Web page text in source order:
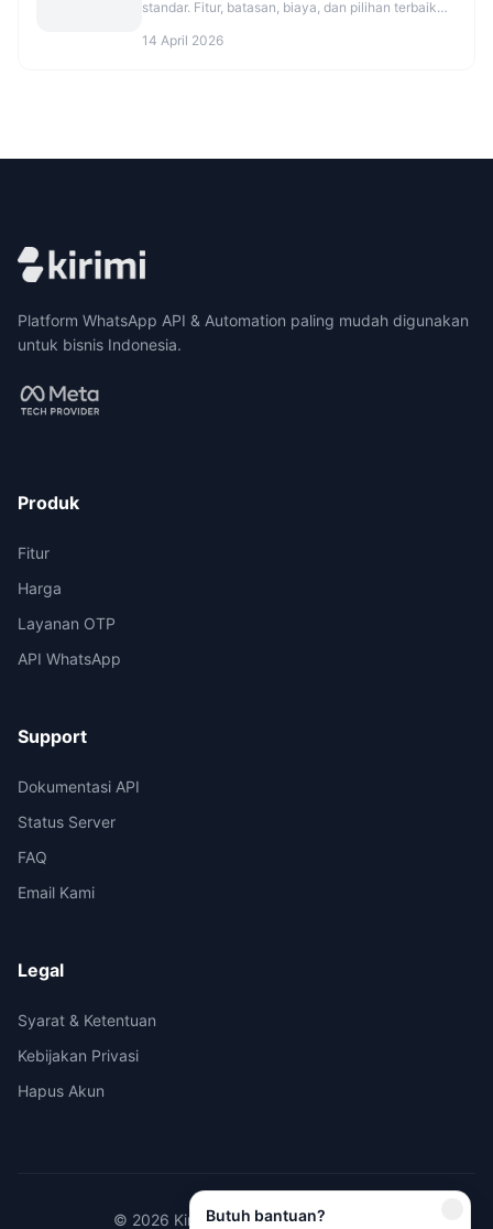
standar. Fitur, batasan, biaya, dan pilihan terbaik
14 April 2026
Platform WhatsApp API & Automation paling mudah digunakan
untuk bisnis Indonesia.
Produk
Fitur
Harga
Layanan OTP
API WhatsApp
Support
Dokumentasi API
Status Server
FAQ
Email Kami
Legal
Syarat & Ketentuan
Kebijakan Privasi
Hapus Akun
© 2026 Kirimi.id - All rights reserved.
Butuh bantuan?